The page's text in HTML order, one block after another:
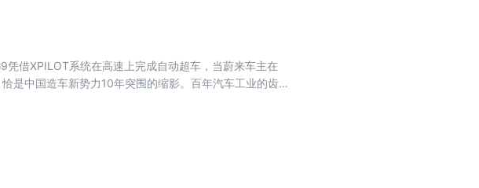
，齐赞将其25年来的品质坚守，置于公证的法律监督之
既是一个企业的战略跃迁，更是
准：不是“合规即可”，而是“透明可信”；不是“卖一支
借XPILOT系统在高速上完成自动超车，当蔚来车主在
中国造车新势力10年突围的缩影。百年汽车工业的齿轮
出了三条截然不同的路——它们像三面镜子，照见了中国